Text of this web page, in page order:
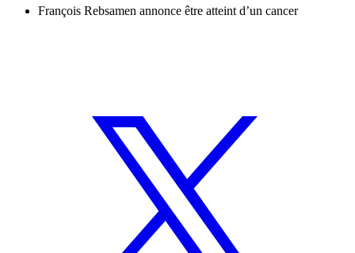
François Rebsamen annonce être atteint d’un cancer